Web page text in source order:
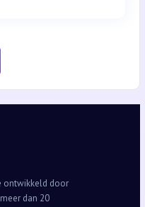
ontwikkeld door
dan 20